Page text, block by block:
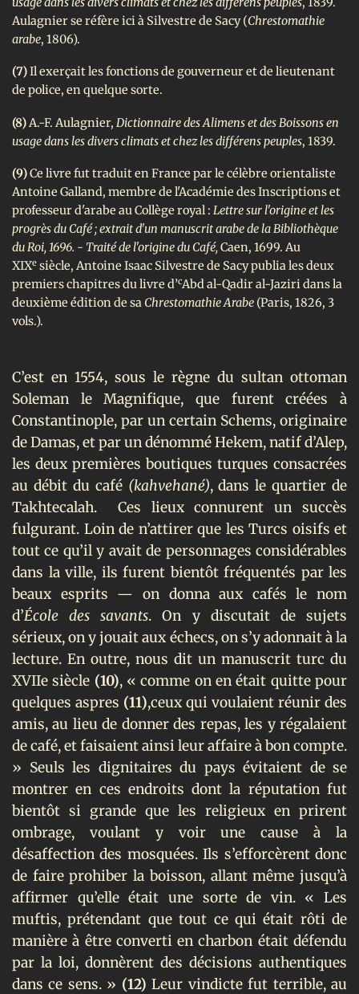
Aulagnier se réfère ici à Silvestre de Sacy (Chrestomathie
arabe, 1806).
(7)Il exerçait les fonctions de gouverneur et de lieutenant
de police, en quelque sorte.
(8)A.-F. Aulagnier, Dictionnaire des Alimens et des Boissons en
usage dans les divers climats et chez les différens peuples, 1839.
(9)Ce livre fut traduit en France par le célèbre orientaliste
Antoine Galland, membre de l'Académie des Inscriptions et
professeur d'arabe au Collège royal : Lettre sur l'origine et les
progrès du Café ; extrait d'un manuscrit arabe de la Bibliothèque
du Roi, 1696. - Traité de l'origine du Café, Caen, 1699. Au
XIXe siècle, Antoine Isaac Silvestre de Sacy publia les deux
premiers chapitres du livre d’cAbd al-Qadir al-Jaziri dans la
deuxième édition de saChrestomathie Arabe (Paris, 1826, 3
vols.).
C’est en 1554, sous le règne du sultan ottoman
Soleman le Magnifique, que furent créées à
Constantinople, par un certain Schems, originaire
de Damas, et par un dénommé Hekem, natif d’Alep,
les deux premières boutiques turques consacrées
au débit du café (kahvehané), dans le quartier de
Takhtecalah. Ces lieux connurent un succès
fulgurant. Loin de n’attirer que les Turcs oisifs et
tout ce qu’il y avait de personnages considérables
dans la ville, ils furent bientôt fréquentés par les
beaux esprits — on donna aux cafés le nom
d’École des savants. On y discutait de sujets
sérieux, on y jouait aux échecs, on s’y adonnait à la
lecture. En outre, nous dit un manuscrit turc du
XVIIe siècle (10), « comme on en était quitte pour
quelques aspres (11),ceux qui voulaient réunir des
amis, au lieu de donner des repas, les y régalaient
de café, et faisaient ainsi leur affaire à bon compte.
» Seuls les dignitaires du pays évitaient de se
montrer en ces endroits dont la réputation fut
bientôt si grande que les religieux en prirent
ombrage, voulant y voir une cause à la
désaffection des mosquées. Ils s’efforcèrent donc
de faire prohiber la boisson, allant même jusqu’à
affirmer qu’elle était une sorte de vin. « Les
muftis, prétendant que tout ce qui était rôti de
manière à être converti en charbon était défendu
par la loi, donnèrent des décisions authentiques
dans ce sens. » (12)Leur vindicte fut terrible, au